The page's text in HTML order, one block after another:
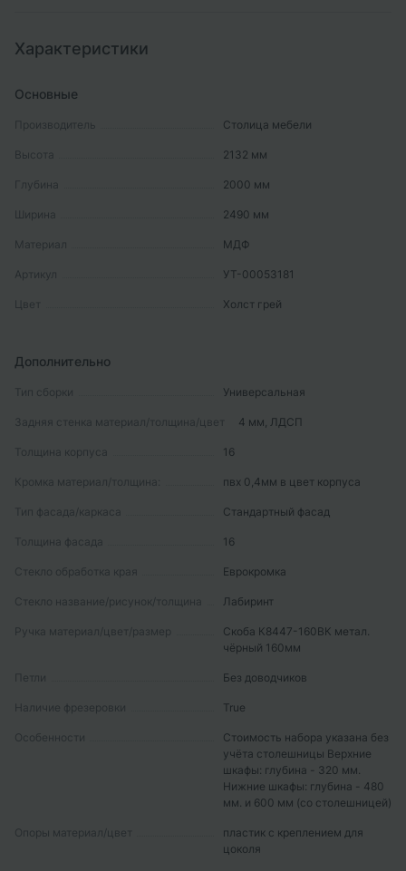
Характеристики
Основные
Производитель Столица мебели
Высота 2132 мм
Глубина 2000 мм
Ширина 2490 мм
Материал МДФ
Артикул УТ-00053181
Цвет Холст грей
Дополнительно
Тип сборки Универсальная
Задняя стенка материал/толщина/цвет 4 мм, ЛДСП
Толщина корпуса 16
Кромка материал/толщина: пвх 0,4мм в цвет корпуса
Тип фасада/каркаса Стандартный фасад
Толщина фасада 16
Стекло обработка края Еврокромка
Стекло название/рисунок/толщина Лабиринт
Ручка материал/цвет/размер
Скоба К8447-160ВК метал.
чёрный 160мм
Петли Без доводчиков
Наличие фрезеровки True
Особенности
Стоимость набора указана без
учёта столешницы Верхние
шкафы: глубина - 320 мм.
Нижние шкафы: глубина - 480
мм. и 600 мм (со столешницей)
Опоры материал/цвет
пластик с креплением для
цоколя